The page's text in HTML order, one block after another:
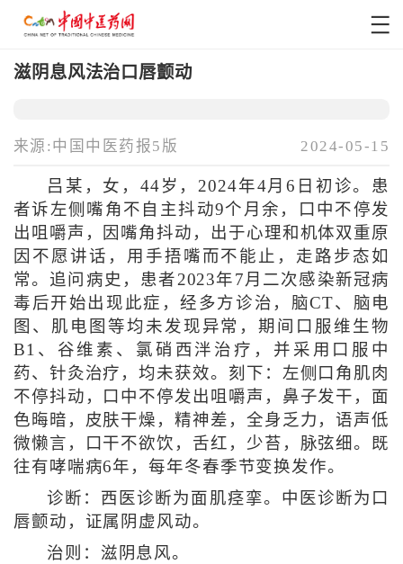
滋阴息风法治口唇颤动
来源:中国中医药报5版 2024-05-15
吕某，女，44岁，2024年4月6日初诊。患
者诉左侧嘴角不自主抖动9个月余，口中不停发
出咀嚼声，因嘴角抖动，出于心理和机体双重原
因不愿讲话，用手捂嘴而不能止，走路步态如
常。追问病史，患者2023年7月二次感染新冠病
毒后开始出现此症，经多方诊治，脑CT、脑电
图、肌电图等均未发现异常，期间口服维生物
B1、谷维素、氯硝西泮治疗，并采用口服中
药、针灸治疗，均未获效。刻下：左侧口角肌肉
不停抖动，口中不停发出咀嚼声，鼻子发干，面
色晦暗，皮肤干燥，精神差，全身乏力，语声低
微懒言，口干不欲饮，舌红，少苔，脉弦细。既
往有哮喘病6年，每年冬春季节变换发作。
诊断：西医诊断为面肌痉挛。中医诊断为口
唇颤动，证属阴虚风动。
治则：滋阴息风。